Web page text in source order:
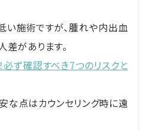
施術ですが、腫れや内出血
差があります。
ず確認すべき7つのリスクと
な点はカウンセリング時に遠